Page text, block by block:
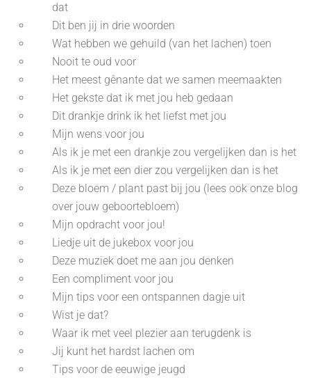
dat
Dit ben jij in drie woorden
Wat hebben we gehuild (van het lachen) toen
Nooit te oud voor
Het meest gênante dat we samen meemaakten
Het gekste dat ik met jou heb gedaan
Dit drankje drink ik het liefst met jou
Mijn wens voor jou
Als ik je met een drankje zou vergelijken dan is het
Als ik je met een dier zou vergelijken dan is het
Deze bloem / plant past bij jou (lees ook onze blog
over jouw geboortebloem)
Mijn opdracht voor jou!
Liedje uit de jukebox voor jou
Deze muziek doet me aan jou denken
Een compliment voor jou
Mijn tips voor een ontspannen dagje uit
Wist je dat?
Waar ik met veel plezier aan terugdenk is
Jij kunt het hardst lachen om
Tips voor de eeuwige jeugd